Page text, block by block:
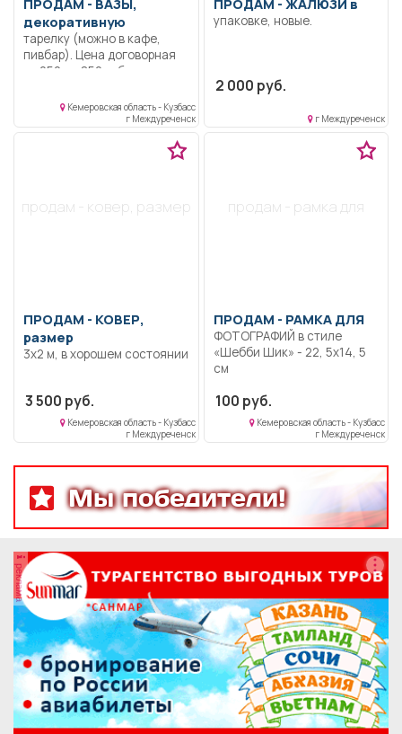
декоративную
тарелку (можно в кафе,
пивбар). Цена договорная
от 250 до 850 руб
Кемеровская область - Кузбасс
г Междуреченск
упаковке, новые.
2 000 руб.
г Междуреченск
продам - ковер, размер
ПРОДАМ - КОВЕР,
размер
3х2 м, в хорошем состоянии
3 500 руб.
Кемеровская область - Кузбасс
г Междуреченск
продам - рамка для
ПРОДАМ - РАМКА ДЛЯ
ФОТОГРАФИЙ в стиле
«Шебби Шик» - 22, 5х14, 5
см
100 руб.
Кемеровская область - Кузбасс
г Междуреченск
Мы победители!
реклама